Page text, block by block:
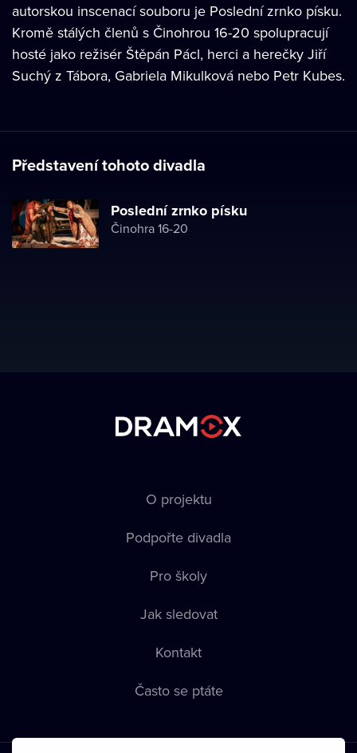
autorskou inscenací souboru je Poslední zrnko písku.
Kromě stálých členů s Činohrou 16-20 spolupracují
hosté jako režisér Štěpán Pácl, herci a herečky Jiří
Suchý z Tábora, Gabriela Mikulková nebo Petr Kubes.
Představení tohoto divadla
Poslední zrnko písku
Činohra 16-20
O projektu
Podpořte divadla
Pro školy
Jak sledovat
Kontakt
Často se ptáte